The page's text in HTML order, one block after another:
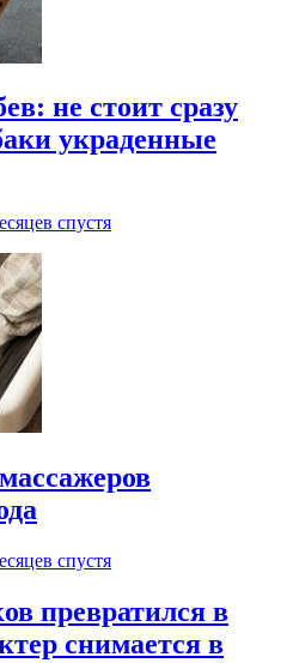
не стоит сразу
украденные
спустя
спустя
превратился в
снимается в